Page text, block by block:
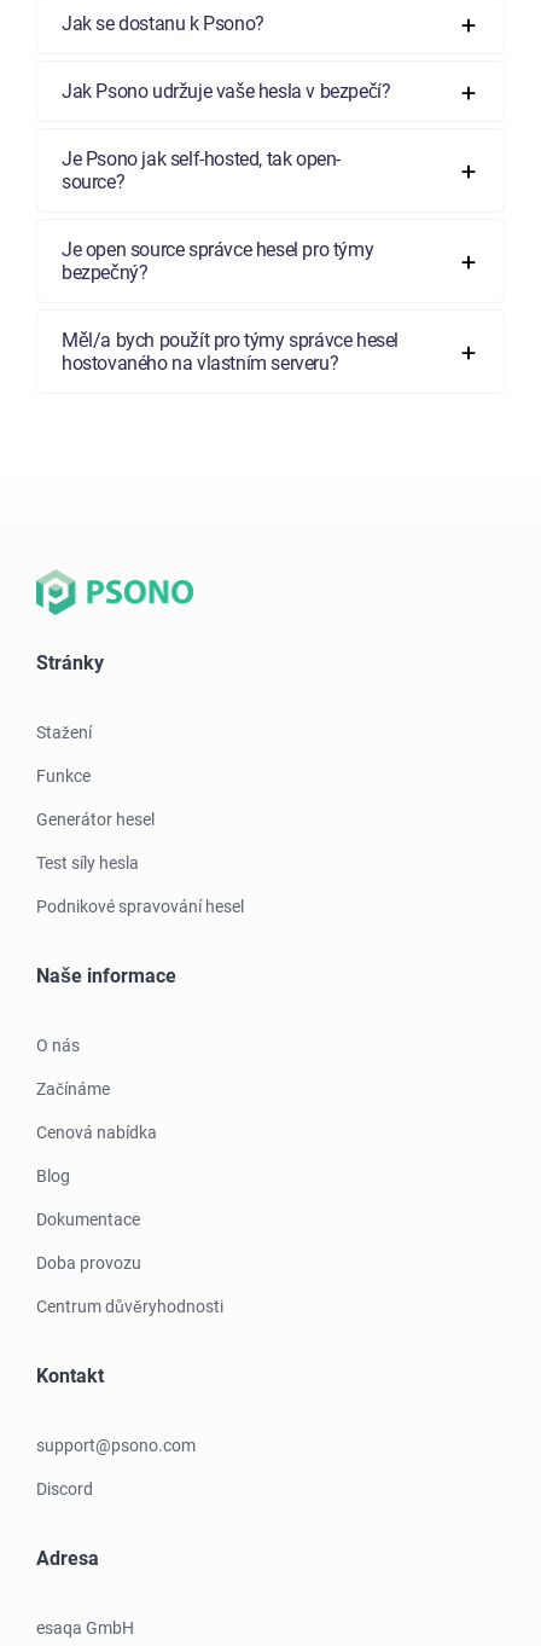
Jak se dostanu k Psono?
Jak Psono udržuje vaše hesla v bezpečí?
Je Psono jak self-hosted, tak open-
source?
Je open source správce hesel pro týmy
bezpečný?
Měl/a bych použít pro týmy správce hesel
hostovaného na vlastním serveru?
Stránky
Stažení
Funkce
Generátor hesel
Test síly hesla
Podnikové spravování hesel
Naše informace
O nás
Začínáme
Cenová nabídka
Blog
Dokumentace
Doba provozu
Centrum důvěryhodnosti
Kontakt
support@psono.com
Discord
Adresa
esaqa GmbH